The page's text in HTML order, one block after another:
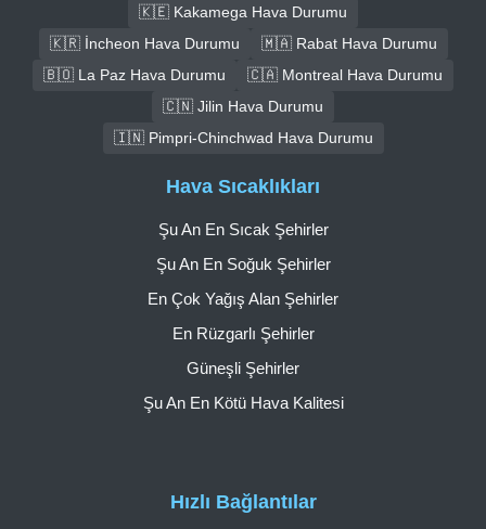
🇰🇪 Kakamega Hava Durumu
🇰🇷 İncheon Hava Durumu
🇲🇦 Rabat Hava Durumu
🇧🇴 La Paz Hava Durumu
🇨🇦 Montreal Hava Durumu
🇨🇳 Jilin Hava Durumu
🇮🇳 Pimpri-Chinchwad Hava Durumu
Hızlı Bağlantılar
Hava Sıcaklıkları
Şu An En Sıcak Şehirler
Şu An En Soğuk Şehirler
En Çok Yağış Alan Şehirler
En Rüzgarlı Şehirler
Güneşli Şehirler
Şu An En Kötü Hava Kalitesi